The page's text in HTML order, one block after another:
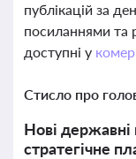
публікацій за
посиланнями та
доступні у
Стисло про
Нові
стратегічне